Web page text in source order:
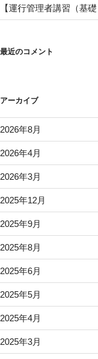
【運行管理者講習（基
最近のコメント
アーカイブ
2026年8月
2026年4月
2026年3月
2025年12月
2025年9月
2025年8月
2025年6月
2025年5月
2025年4月
2025年3月